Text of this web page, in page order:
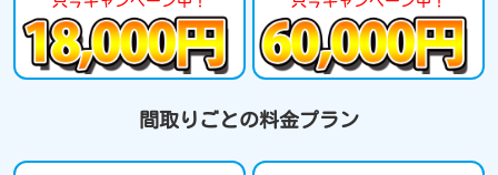
間取りごとの料金プラン